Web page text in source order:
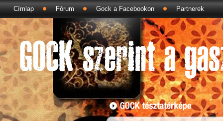
Címlap Fórum Gock a Facebookon Partnerek